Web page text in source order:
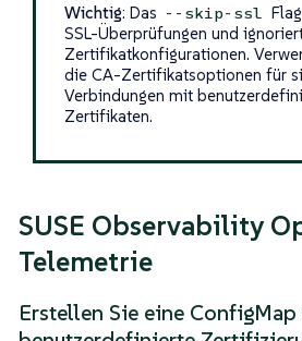
Wichtig: Das --skip-ssl
SSL-Überprüfungen und
Zertifikatkonfigurationen.
die CA-Zertifikatsoptionen für
Verbindungen mit
Zertifikaten.
SUSE Observability
Telemetrie
Erstellen Sie eine